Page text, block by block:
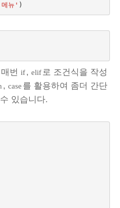
뉴' )
번 if, elif로 조건식을 작성
, case 를 활용하여 좀더 간단
있습니다.